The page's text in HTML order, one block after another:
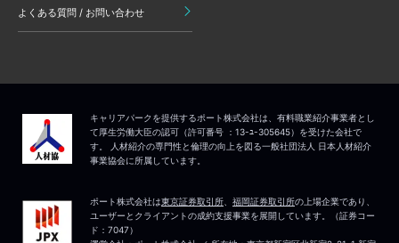
よくある質問 / お問い合わせ